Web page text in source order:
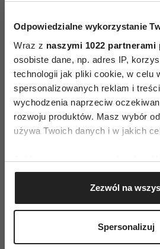
Odpowiedzialne wykorzystanie
Wraz z naszymi 1022 partnerami
osobiste dane, np. adres IP,
technologii jak pliki cookie, w celu
spersonalizowanych reklam i
wychodzenia naprzeciw
rozwoju produktów. Masz wybór
używa Twoich danych i w jakich
Jeśli wyrazisz na to zgodę,
Gromadzić dane
geograficznej z dokładnością
Identyfikować Twoje
(fingerprinting, czyli wirtualny
Zezwól na
Spersonalizuj
Kreatywna MARLU.